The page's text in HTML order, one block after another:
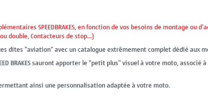
SPEEDBRAKES, en fonction de vos besoins de montage ou
double, Contacteurs de stop...)
dites "aviation" avec un catalogue extrêmement complet dédié aux
BRAKES sauront apporter le "petit plus" visuel à votre moto, associé
ainsi une personnalisation adaptée à votre moto.